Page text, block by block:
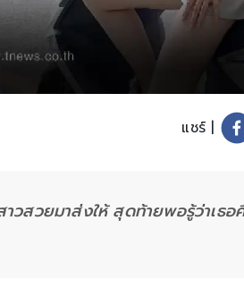
แชร์ |
วสวยมาส่งให้ สุดท้ายพอรู้ว่าเธอ